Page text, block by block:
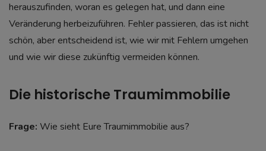
herauszufinden, woran es gelegen hat, und dann eine
Veränderung herbeizuführen. Fehler passieren, das ist nicht
schön, aber entscheidend ist, wie wir mit Fehlern umgehen
und wie wir diese zukünftig vermeiden können.
Die historische Traumimmobilie
Frage: Wie sieht Eure Traumimmobilie aus?